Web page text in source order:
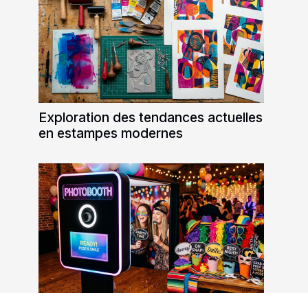
Exploration des tendances actuelles
en estampes modernes